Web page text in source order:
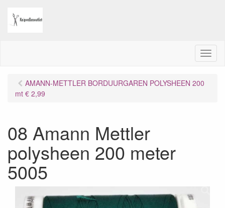
M
e
AMANN-METTLER BORDUURGAREN POLYSHEEN 200
mt € 2,99
08 Amann Mettler
polysheen 200 meter
5005